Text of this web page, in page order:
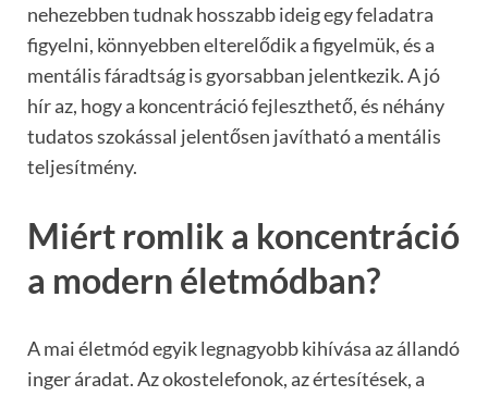
nehezebben tudnak hosszabb ideig egy feladatra
figyelni, könnyebben elterelődik a figyelmük, és a
mentális fáradtság is gyorsabban jelentkezik. A jó
hír az, hogy a koncentráció fejleszthető, és néhány
tudatos szokással jelentősen javítható a mentális
teljesítmény.
Miért romlik a koncentráció
a modern életmódban?
A mai életmód egyik legnagyobb kihívása az állandó
inger áradat. Az okostelefonok, az értesítések, a